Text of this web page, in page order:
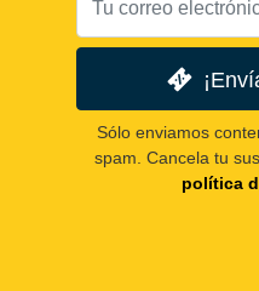
Sólo enviamos
spam. Cancela tu
política